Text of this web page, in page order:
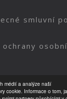
médií a analýze naší
cookie. Informace o tom,
smluvní
ochrany
Nahoru